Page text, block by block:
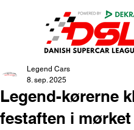
Legend-kørerne
festaften i mørket
Legend Cars
8. sep. 2025